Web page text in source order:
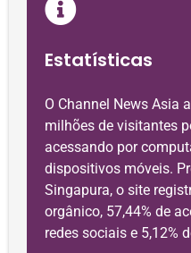
Estatísticas
O Channel News Asia
milhões de visitantes
acessando por
dispositivos móveis.
Singapura, o site
orgânico, 57,44% de
redes sociais e 5,12%